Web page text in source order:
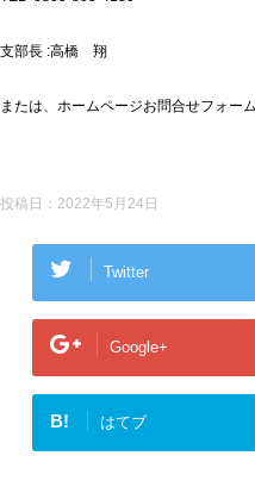
支部長 :高橋 翔
または、ホームページお問合せフォー
投稿日： 2022年5月24日
Twitter
Google+
B! はてブ